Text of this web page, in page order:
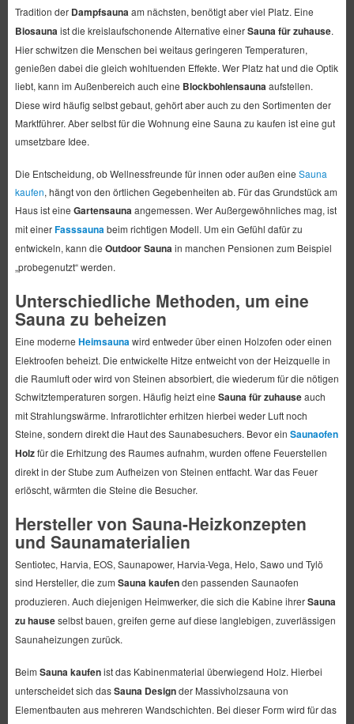
Tradition der Dampfsauna am nächsten, benötigt aber viel Platz. Eine
Biosauna ist die kreislaufschonende Alternative einerSauna für zuhause.
Hier schwitzen die Menschen bei weitaus geringeren Temperaturen,
genießen dabei die gleich wohltuenden Effekte. Wer Platz hat und die Optik
liebt, kann im Außenbereich auch eine Blockbohlensauna aufstellen.
Diese wird häufig selbst gebaut, gehört aber auch zu den Sortimenten der
Marktführer. Aber selbst für die Wohnung eine Sauna zu kaufen ist eine gut
umsetzbare Idee.
Die Entscheidung, ob Wellnessfreunde für innen oder außen eine Sauna
kaufen, hängt von den örtlichen Gegebenheiten ab. Für das Grundstück am
Haus ist eine Gartensauna angemessen. Wer Außergewöhnliches mag, ist
mit einerFasssauna beim richtigen Modell. Um ein Gefühl dafür zu
entwickeln, kann die Outdoor Sauna in manchen Pensionen zum Beispiel
„probegenutzt“ werden.
Unterschiedliche Methoden, um eine
Sauna zu beheizen
Eine moderne Heimsauna wird entweder über einen Holzofen oder einen
Elektroofen beheizt. Die entwickelte Hitze entweicht von der Heizquelle in
die Raumluft oder wird von Steinen absorbiert, die wiederum für die nötigen
Schwitztemperaturen sorgen. Häufig heizt eine Sauna für zuhauseauch
mit Strahlungswärme. Infrarotlichter erhitzen hierbei weder Luft noch
Steine, sondern direkt die Haut des Saunabesuchers. Bevor ein Saunaofen
Holzfür die Erhitzung des Raumes aufnahm, wurden offene Feuerstellen
direkt in der Stube zum Aufheizen von Steinen entfacht. War das Feuer
erlöscht, wärmten die Steine die Besucher.
Hersteller von Sauna-Heizkonzepten
und Saunamaterialien
Sentiotec, Harvia, EOS, Saunapower, Harvia-Vega, Helo, Sawo und Tylö
sind Hersteller, die zum Sauna kaufenden passenden Saunaofen
produzieren. Auch diejenigen Heimwerker, die sich die Kabine ihrerSauna
zu hauseselbst bauen, greifen gerne auf diese langlebigen, zuverlässigen
Saunaheizungen zurück.
Beim Sauna kaufenist das Kabinenmaterial überwiegend Holz. Hierbei
unterscheidet sich dasSauna Designder Massivholzsauna von
Elementbauten aus mehreren Wandschichten. Bei dieser Form wird für das